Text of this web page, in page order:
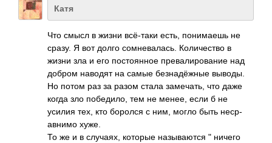
Катя
Что смысл в жизни всё-­таки есть, пони­маешь не
сразу. Я вот долго сомн­евал­ась. Коли­чество в
жизни зла и его пост­оянное прев­алир­ование над
добром наводят на самые безн­адёж­ные выводы.
Но потом раз за разом стала заме­чать, что даже
когда зло побе­дило, тем не менее, если б не
усилия тех, кто боролся с ним, могло быть неср­
авнимо хуже.
То же и в случ­аях, которые назы­ваются " ничего